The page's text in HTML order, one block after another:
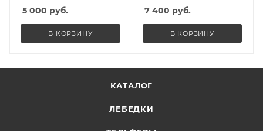
5 000 руб.
В КОРЗИНУ
7 400 руб.
В КОРЗИНУ
КАТАЛОГ
ЛЕБЕДКИ